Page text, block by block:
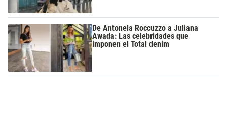
De Antonela Roccuzzo a Juliana
Awada: Las celebridades que
imponen el Total denim